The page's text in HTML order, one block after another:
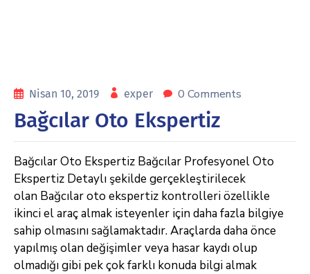
Nisan 10, 2019 exper 0 Comments
Bağcılar Oto Ekspertiz
Bağcılar Oto Ekspertiz Bağcılar Profesyonel Oto
Ekspertiz Detaylı şekilde gerçekleştirilecek
olan Bağcılar oto ekspertiz kontrolleri özellikle
ikinci el araç almak isteyenler için daha fazla bilgiye
sahip olmasını sağlamaktadır. Araçlarda daha önce
yapılmış olan değişimler veya hasar kaydı olup
olmadığı gibi pek çok farklı konuda bilgi almak